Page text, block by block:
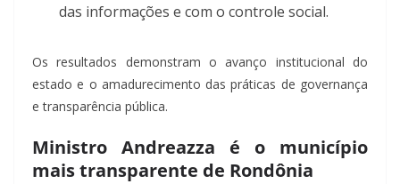
das informações e com o controle social.
Os resultados demonstram o avanço institucional do
estado e o amadurecimento das práticas de governança
e transparência pública.
Ministro Andreazza é o município
mais transparente de Rondônia